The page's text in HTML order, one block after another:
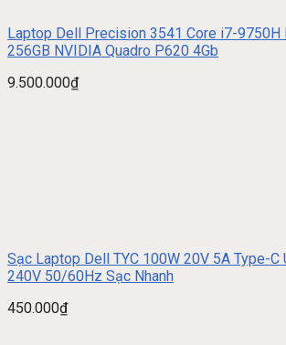
Laptop Dell Precision 3541 Core i7-9750H
256GB NVIDIA Quadro P620 4Gb
9.500.000₫
Sạc Laptop Dell TYC 100W 20V 5A Type-C
240V 50/60Hz Sạc Nhanh
450.000₫